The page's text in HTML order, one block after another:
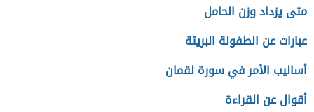
متى يزداد وزن الحامل
عبارات عن الطفولة البريئة
أساليب الأمر في سورة لقمان
أقوال عن القراءة